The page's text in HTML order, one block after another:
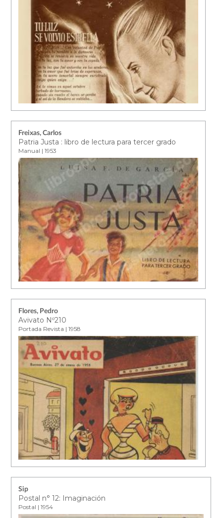
Freixas, Carlos
Patria Justa : libro de lectura para tercer grado
Manual | 1953
Flores, Pedro
Avivato Nº210
Portada Revista | 1958
Sip
Postal n° 12: Imaginación
Postal | 1954